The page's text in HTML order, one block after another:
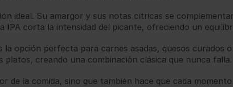
ideal. Su amargor y sus notas cítricas se
corta la intensidad del picante, ofreciendo un
opción perfecta para carnes asadas, quesos curados
platos, creando una combinación clásica que nunca falla.
la comida, sino que también hace que cada momento